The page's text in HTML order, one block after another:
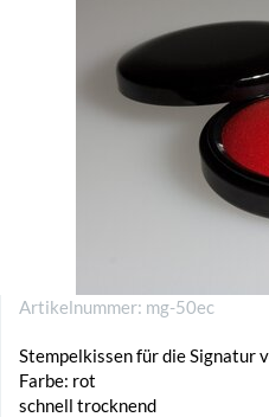
Artikelnummer: mg-50ec
Stempelkissen für die Signatur
Farbe: rot
schnell trocknend